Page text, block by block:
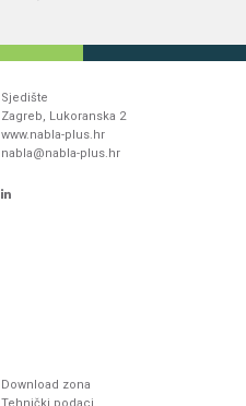
Sjedište
Zagreb, Lukoranska 2
www.nabla-plus.hr
nabla@nabla-plus.hr
Download zona
Tehnički podaci